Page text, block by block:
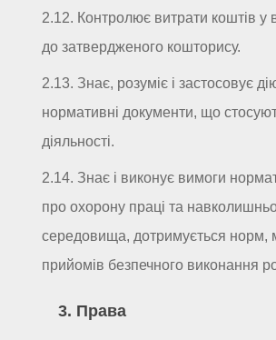
2.12. Контролює витрати коштів у
до затвердженого кошторису.
2.13. Знає, розуміє і застосовує
нормативні документи, що
діяльності.
2.14. Знає і виконує вимоги
про охорону праці та
середовища, дотримується норм,
прийомів безпечного виконання
3. Права